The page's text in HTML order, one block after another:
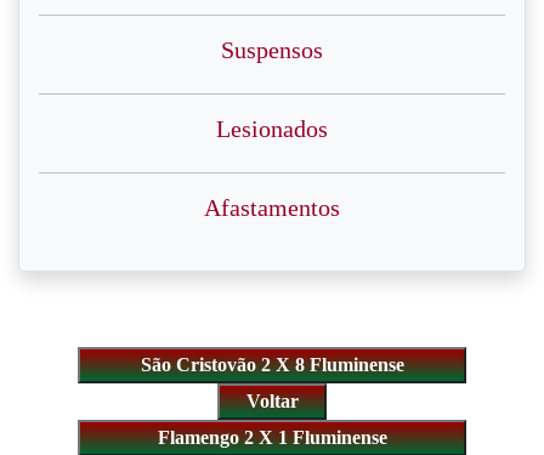
Suspensos
Lesionados
Afastamentos